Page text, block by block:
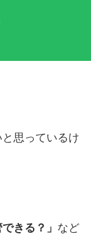
思っているけ
きる？」 など